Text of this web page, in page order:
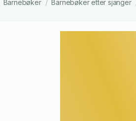
Barnebøker / Barnebøker etter sjanger